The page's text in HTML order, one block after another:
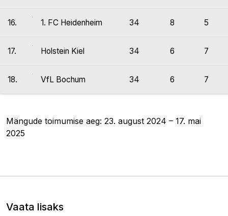
16. 1. FC Heidenheim 34 8 5
17. Holstein Kiel 34 6 7
18. VfL Bochum 34 6 7
Mängude toimumise aeg: 23. august 2024 – 17. mai
2025
Vaata lisaks